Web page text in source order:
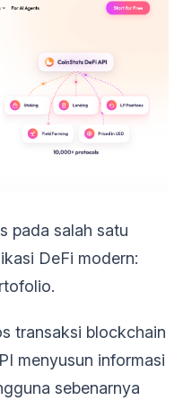
pada salah satu
DeFi modern:
transaksi blockchain
menyusun informasi
sebenarnya